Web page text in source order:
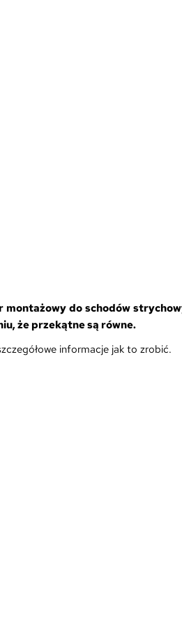
montażowy do schodów
że przekątne są równe.
informacje jak to zrobić.